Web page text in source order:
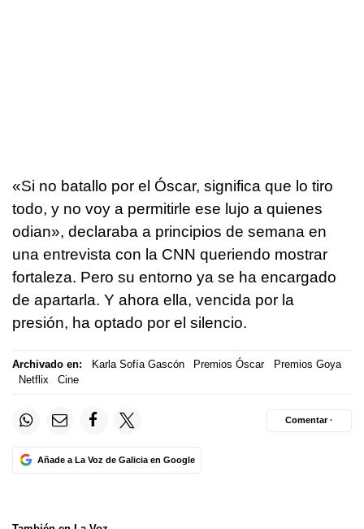
«Si no batallo por el Óscar, significa que lo tiro
todo, y no voy a permitirle ese lujo a quienes
odian», declaraba a principios de semana en
una entrevista con la CNN queriendo mostrar
fortaleza. Pero su entorno ya se ha encargado
de apartarla. Y ahora ella, vencida por la
presión, ha optado por el silencio.
Archivado en: Karla Sofía Gascón Premios Óscar
Premios Goya
Netflix
Cine
Añade a La Voz de Galicia en Google
Comentar ·